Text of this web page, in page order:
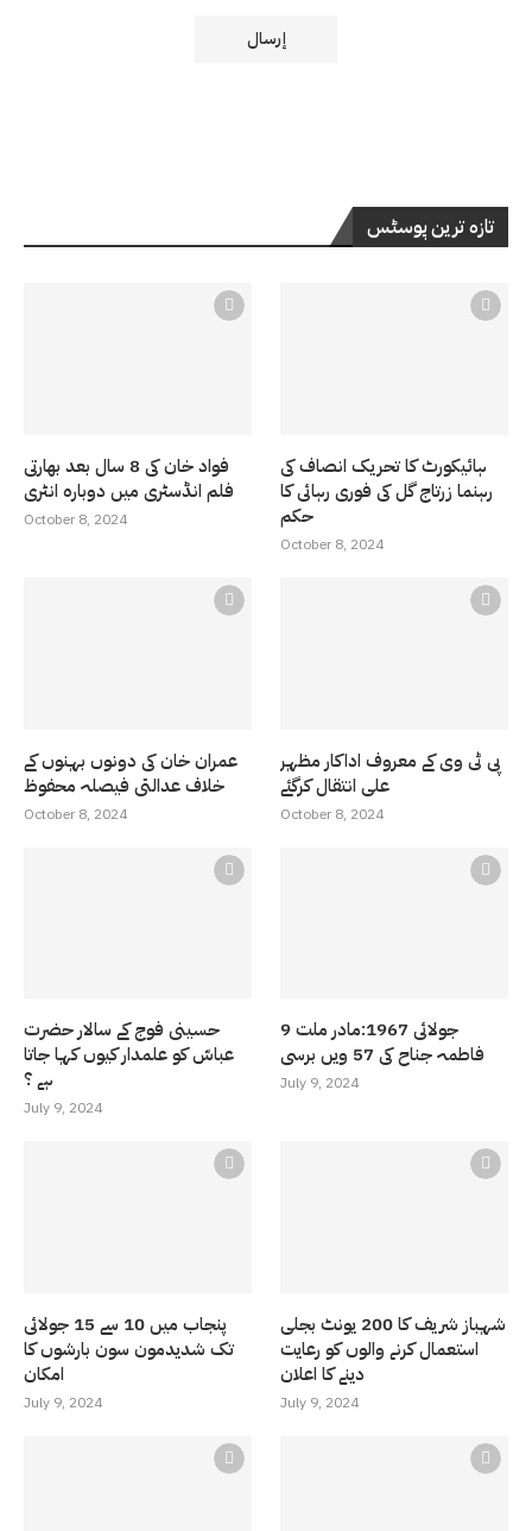
تازہ ترین پوسٹس
فواد خان کی 8 سال بعد بھارتی
فلم انڈسٹری میں دوبارہ انٹری
October 8, 2024
ہائیکورٹ کا تحریک انصاف کی
رہنما زرتاج گل کی فوری رہائی کا
حکم
October 8, 2024
عمران خان کی دونوں بہنوں کے
خلاف عدالتی فیصلہ محفوظ
October 8, 2024
پی ٹی وی کے معروف اداکار مظہر
علی انتقال کرگئے
October 8, 2024
حسینی فوج کے سالار حضرت
عباسّ کو علمدار کیوں کہا جاتا
ہے ؟
July 9, 2024
9 جولائی 1967:مادر ملت
فاطمہ جناح کی 57 ویں برسی
July 9, 2024
پنجاب میں 10 سے 15 جولائی
تک شدیدمون سون بارشوں کا
امکان
July 9, 2024
شہباز شریف کا 200 یونٹ بجلی
استعمال کرنے والوں کو رعایت
دینے کا اعلان
July 9, 2024